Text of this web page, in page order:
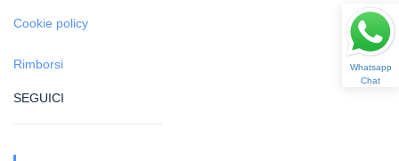
Cookie policy
Rimborsi
SEGUICI
Whatsapp
Chat